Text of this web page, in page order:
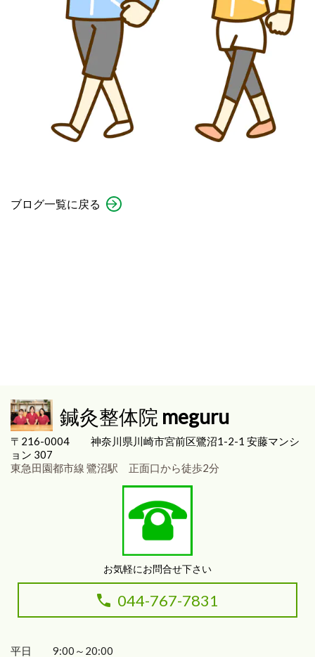
ブログ一覧に戻る
鍼灸整体院 meguru
〒216-0004 神奈川県川崎市宮前区鷺沼1-2-1 安藤マンシ
ョン 307
東急田園都市線 鷺沼駅 正面口から徒歩2分
お気軽にお問合せ下さい
044-767-7831
平日 9:00～20:00